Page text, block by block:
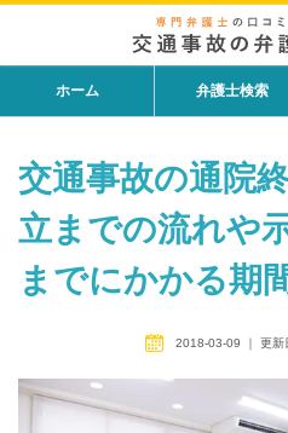
ホーム 弁護士検索
交通事故の通院
立までの流れや
までにかかる期
｜ 更